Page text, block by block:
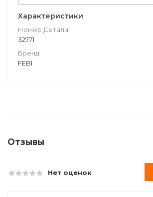
Характеристики
Номер Детали
32771
Бренд
FEBI
Отзывы
Нет оценок